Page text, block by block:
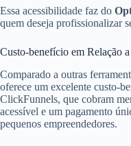
Essa acessibilidade faz do
quem deseja profissionalizar
Custo-benefício em Relação
Comparado a outras
oferece um excelente custo-
ClickFunnels, que cobram
acessível e um pagamento
pequenos empreendedores.